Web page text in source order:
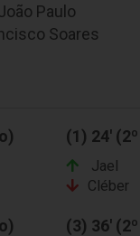
Paulo
Soares
(1) 24'
Jael
Cléber
(3) 36'